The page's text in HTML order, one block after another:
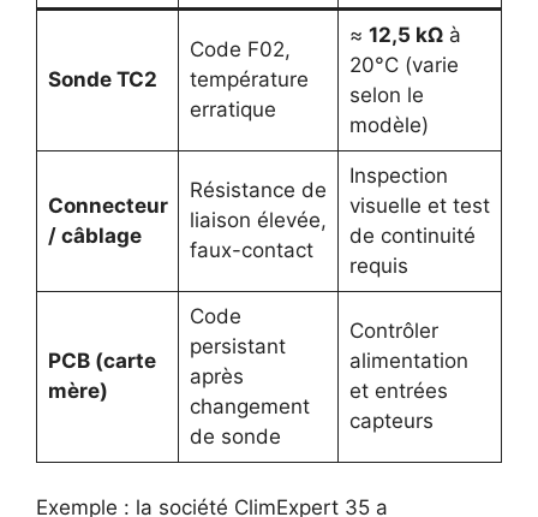
Sonde TC2
Code F02,
température
erratique
≈ 12,5 kΩà
20°C (varie
selon le
modèle)
Connecteur
/ câblage
Résistance de
liaison élevée,
faux-contact
Inspection
visuelle et test
de continuité
requis
PCB (carte
mère)
Code
persistant
après
changement
de sonde
Contrôler
alimentation
et entrées
capteurs
Exemple : la société ClimExpert 35 a